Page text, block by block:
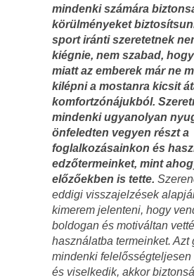
mindenki számára
körülményeket
sport iránti szeretetnek
kiégnie, nem szabad,
miatt az emberek már ne
kilépni a mostanra kicsit
komfortzónájukból.
mindenki ugyanolyan
önfeledten vegyen részt a
foglalkozásainkon és
edzőtermeinket, mint
előzőekben is tette.
eddigi visszajelzések
kimerem jelenteni, hogy
boldogan és motiváltan
használatba termeinket. Azt
mindenki
és viselkedik, akkor